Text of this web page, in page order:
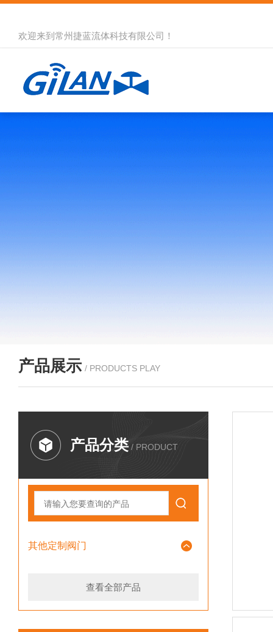
欢迎来到 常州捷蓝流体科技有限公司 ！
产品展示 / PRODUCTS PLAY
产品分类 / PRODUCT
其他定制阀门
查看全部产品